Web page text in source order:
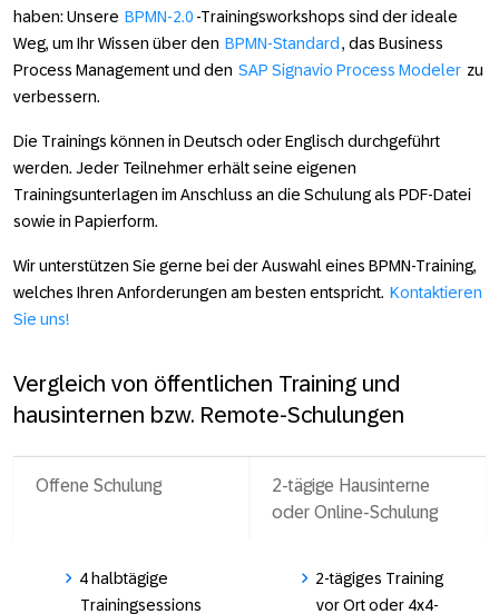
haben: Unsere BPMN-2.0 -Trainingsworkshops sind der ideale
Weg, um Ihr Wissen über den BPMN-Standard, das Business
Process Management und den SAP Signavio Process Modeler zu
verbessern.
Die Trainings können in Deutsch oder Englisch durchgeführt
werden. Jeder Teilnehmer erhält seine eigenen
Trainingsunterlagen im Anschluss an die Schulung als PDF-Datei
sowie in Papierform.
Wir unterstützen Sie gerne bei der Auswahl eines BPMN-Training,
welches Ihren Anforderungen am besten entspricht. Kontaktieren
Sie uns!
Vergleich von öffentlichen Training und
hausinternen bzw. Remote-Schulungen
Offene Schulung
2-tägige Hausinterne
oder Online-Schulung
4 halbtägige
Trainingsessions
2-tägiges Training
vor Ort oder 4x4-